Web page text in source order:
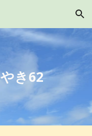
Skip to navigation
き62